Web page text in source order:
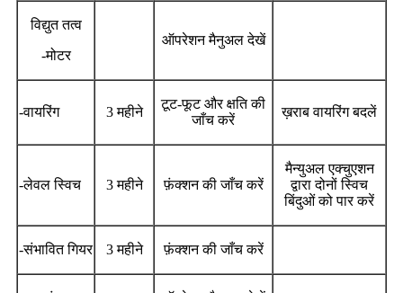
विद्युत तत्व
-मोटर
ऑपरेशन मैनुअल देखें
-वायरिंग 3 महीने
टूट-फूट और क्षति की
जाँच करें
ख़राब वायरिंग बदलें
-लेवल स्विच 3 महीने फ़ंक्शन की जाँच करें
मैन्युअल एक्चुएशन
द्वारा दोनों स्विच
बिंदुओं को पार करें
-संभावित गियर 3 महीने फ़ंक्शन की जाँच करें